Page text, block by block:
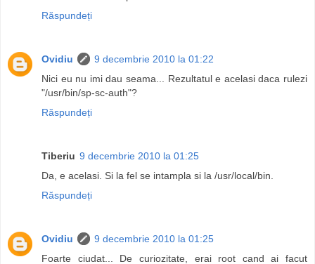
Răspundeți
Ovidiu
9 decembrie 2010 la 01:22
Nici eu nu imi dau seama... Rezultatul e acelasi daca rulezi
"/usr/bin/sp-sc-auth"?
Răspundeți
Tiberiu 9 decembrie 2010 la 01:25
Da, e acelasi. Si la fel se intampla si la /usr/local/bin.
Răspundeți
Ovidiu
9 decembrie 2010 la 01:25
Foarte ciudat... De curiozitate, erai root cand ai facut